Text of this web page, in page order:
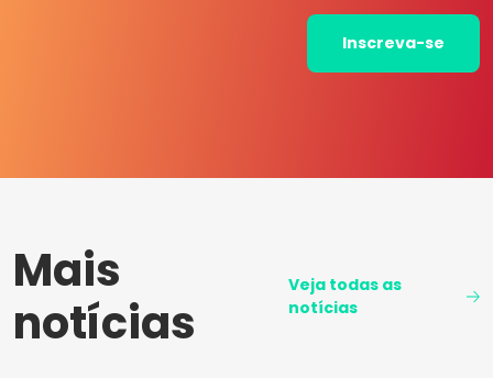
Inscreva-se
Mais
notícias
Veja todas as
notícias